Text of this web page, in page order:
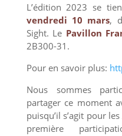
L’édition 2023 se
vendredi 10 mars,
Sight. Le Pavillon
2B300-31.
Pour en savoir plus:
Nous sommes
partager ce moment
puisqu’il s’agit pour
première